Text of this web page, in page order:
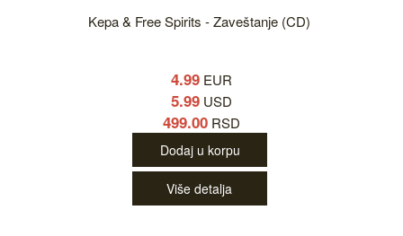
Kepa & Free Spirits - Zaveštanje (CD)
4.99 EUR
5.99 USD
499.00 RSD
Dodaj u korpu
Više detalja